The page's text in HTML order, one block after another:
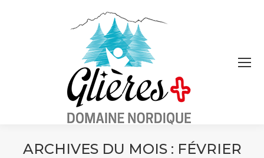
ARCHIVES DU MOIS : FÉVRIER